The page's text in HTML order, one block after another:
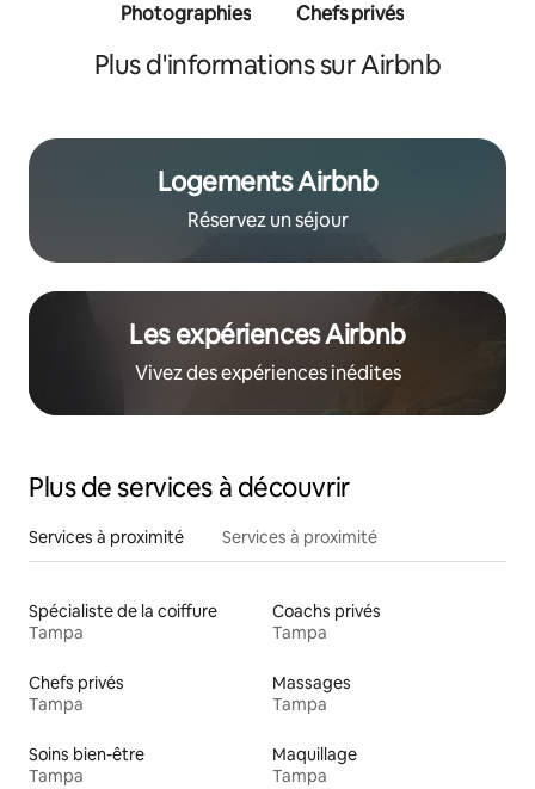
Photographies Chefs privés
Plus d'informations sur Airbnb
Logements Airbnb
Réservez un séjour
Les expériences Airbnb
Vivez des expériences inédites
Plus de services à découvrir
Services à proximité Services à proximité
Spécialiste de la coiffure
Tampa
Coachs privés
Tampa
Chefs privés
Tampa
Massages
Tampa
Soins bien-être
Tampa
Maquillage
Tampa